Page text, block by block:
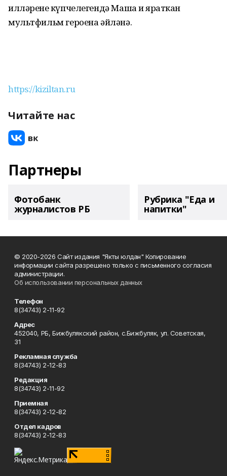
илләренең күпчелегендә Маша иң яраткан
мультфильм героена әйләнә.
https://kiziltan.ru
Читайте нас
Партнеры
Фотобанк
журналистов РБ
Рубрика "Еда и
напитки"
© 2020-2026 Сайт издания "Якты юлдан" Копирование
информации сайта разрешено только с письменного согласия
администрации.
Об использовании персональных данных
Телефон
8(34743) 2-11-92
Адрес
452040, РБ, Бижбулякский район, с.Бижбуляк, ул. Советская,
31
Рекламная служба
8(34743) 2-12-83
Редакция
8(34743) 2-11-92
Приемная
8(34743) 2-12-82
Отдел кадров
8(34743) 2-12-83